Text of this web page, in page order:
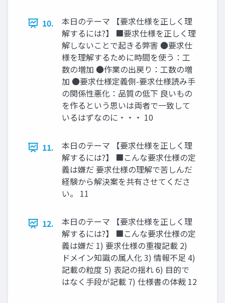
10.
本日のテーマ 【要求仕様を正しく理
解するには?】 ■要求仕様を正しく理
解しないことで起きる弊害 ●要求仕
様を理解するために時間を使う：工
数の増加 ●作業の出戻り：工数の増
加 ●要求仕様定義側-要求仕様読み手
の関係性悪化：品質の低下 良いもの
を作るという思いは両者で一致して
いるはずなのに・・・ 10
11.
本日のテーマ 【要求仕様を正しく理
解するには?】 ■こんな要求仕様の定
義は嫌だ 要求仕様の理解で苦しんだ
経験から解決案を共有させてくださ
い。 11
12.
本日のテーマ 【要求仕様を正しく理
解するには?】 ■こんな要求仕様の定
義は嫌だ 1) 要求仕様の重複記載 2)
ドメイン知識の属人化 3) 情報不足 4)
記載の粒度 5) 表記の揺れ 6) 目的で
はなく手段が記載 7) 仕様書の体裁 12